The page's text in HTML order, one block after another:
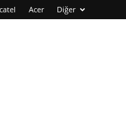
Acer Diğer